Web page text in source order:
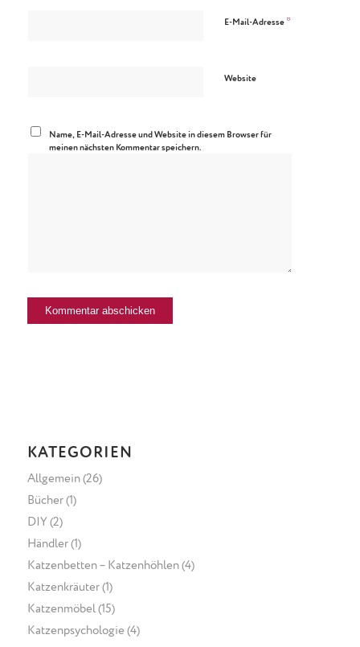
E-Mail-Adresse *
Website
Name, E-Mail-Adresse und Website in diesem Browser für
meinen nächsten Kommentar speichern.
KATEGORIEN
Allgemein(26)
Bücher(1)
DIY (2)
Händler(1)
Katzenbetten – Katzenhöhlen(4)
Katzenkräuter(1)
Katzenmöbel (15)
Katzenpsychologie (4)